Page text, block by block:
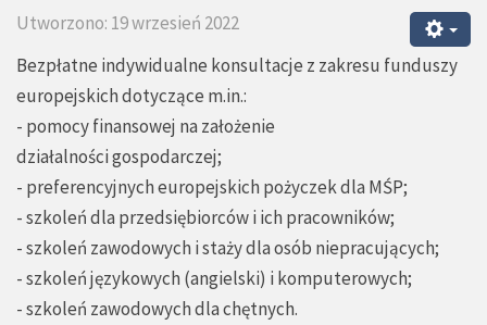
Utworzono: 19 wrzesień 2022
Bezpłatne indywidualne konsultacje z zakresu funduszy
europejskich dotyczące m.in.:
- pomocy finansowej na założenie
działalności gospodarczej;
- preferencyjnych europejskich pożyczek dla MŚP;
- szkoleń dla przedsiębiorców i ich pracowników;
- szkoleń zawodowych i staży dla osób niepracujących;
- szkoleń językowych (angielski) i komputerowych;
- szkoleń zawodowych dla chętnych.